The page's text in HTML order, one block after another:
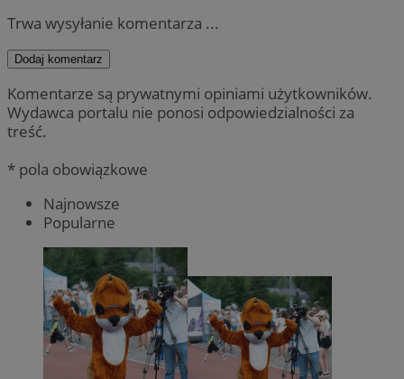
Trwa wysyłanie komentarza ...
Dodaj komentarz
Komentarze są prywatnymi opiniami użytkowników.
Wydawca portalu nie ponosi odpowiedzialności za
treść.
* pola obowiązkowe
Najnowsze
Popularne